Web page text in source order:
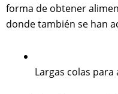
forma de obtener
donde también se han
Largas colas